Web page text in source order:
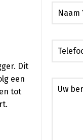
Dit
een
tot